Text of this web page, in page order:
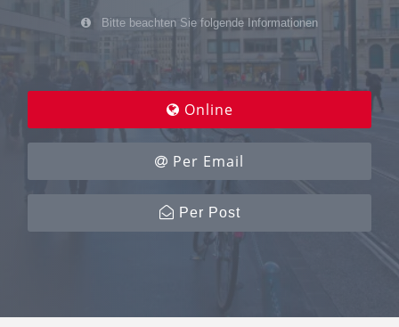
Bitte beachten Sie folgende Informationen
Online
Per Email
Per Post